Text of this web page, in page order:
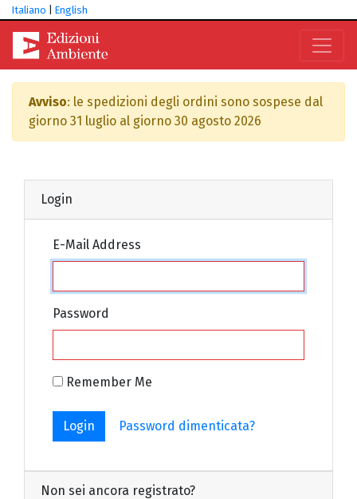
Italiano English
Avviso: le spedizioni degli ordini sono sospese dal
giorno 31 luglio al giorno 30 agosto 2026
Login
E-Mail Address
Password
Remember Me
Login Password dimenticata?
Non sei ancora registrato?